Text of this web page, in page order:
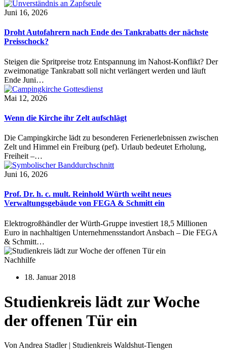
Juni 16, 2026
Droht Autofahrern nach Ende des Tankrabatts der nächste
Preisschock?
Steigen die Spritpreise trotz Entspannung im Nahost-Konflikt? Der
zweimonatige Tankrabatt soll nicht verlängert werden und läuft
Ende Juni…
Mai 12, 2026
Wenn die Kirche ihr Zelt aufschlägt
Die Campingkirche lädt zu besonderen Ferienerlebnissen zwischen
Zelt und Himmel ein Freiburg (pef). Urlaub bedeutet Erholung,
Freiheit –…
Juni 16, 2026
Prof. Dr. h. c. mult. Reinhold Würth weiht neues
Verwaltungsgebäude von FEGA & Schmitt ein
Elektrogroßhändler der Würth-Gruppe investiert 18,5 Millionen
Euro in nachhaltigen Unternehmensstandort Ansbach – Die FEGA
& Schmitt…
Nachhilfe
18. Januar 2018
Studienkreis lädt zur Woche
der offenen Tür ein
Von Andrea Stadler | Studienkreis Waldshut-Tiengen